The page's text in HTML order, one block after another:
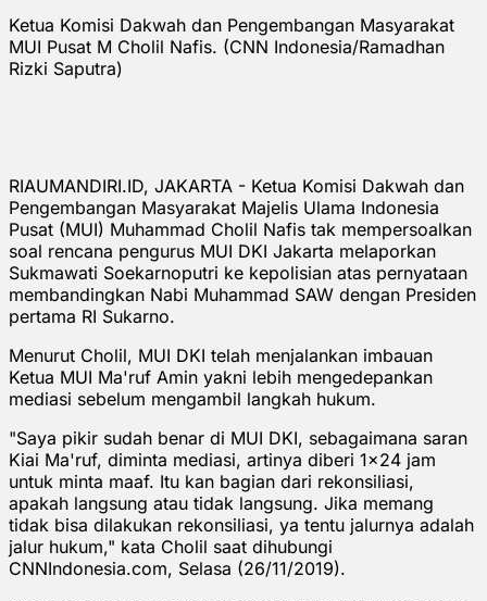
Ketua Komisi Dakwah dan Pengembangan Masyarakat
MUI Pusat M Cholil Nafis. (CNN Indonesia/Ramadhan
Rizki Saputra)
RIAUMANDIRI.ID, JAKARTA - Ketua Komisi Dakwah dan
Pengembangan Masyarakat Majelis Ulama Indonesia
Pusat (MUI) Muhammad Cholil Nafis tak mempersoalkan
soal rencana pengurus MUI DKI Jakarta melaporkan
Sukmawati Soekarnoputri ke kepolisian atas pernyataan
membandingkan Nabi Muhammad SAW dengan Presiden
pertama RI Sukarno.
Menurut Cholil, MUI DKI telah menjalankan imbauan
Ketua MUI Ma'ruf Amin yakni lebih mengedepankan
mediasi sebelum mengambil langkah hukum.
"Saya pikir sudah benar di MUI DKI, sebagaimana saran
Kiai Ma'ruf, diminta mediasi, artinya diberi 1x24 jam
untuk minta maaf. Itu kan bagian dari rekonsiliasi,
apakah langsung atau tidak langsung. Jika memang
tidak bisa dilakukan rekonsiliasi, ya tentu jalurnya adalah
jalur hukum," kata Cholil saat dihubungi
CNNIndonesia.com, Selasa (26/11/2019).